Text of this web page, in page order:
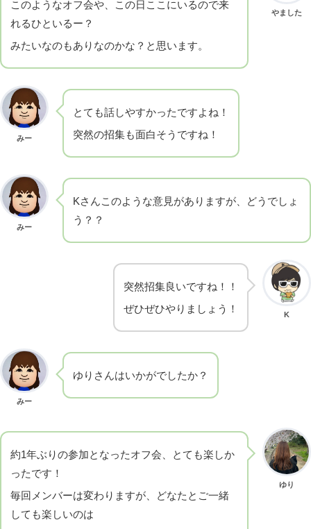
やました
このようなオフ会や、この日ここにいるので来
れるひといるー？
みたいなのもありなのかな？と思います。
みー
とても話しやすかったですよね！
突然の招集も面白そうですね！
みー
Kさんこのような意見がありますが、どうでしょ
う？？
K
突然招集良いですね！！
ぜひぜひやりましょう！
みー
ゆりさんはいかがでしたか？
ゆり
約1年ぶりの参加となったオフ会、とても楽しか
ったです！
毎回メンバーは変わりますが、どなたとご一緒
しても楽しいのは